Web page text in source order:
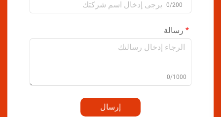
0/200
رسالة
0/1000
إرسال